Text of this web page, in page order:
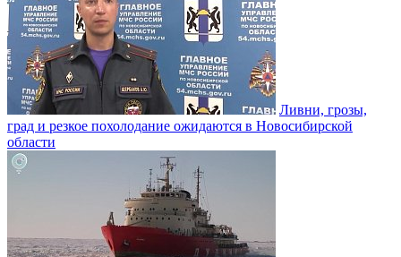
Ливни, грозы,
град и резкое похолодание ожидаются в Новосибирской
области